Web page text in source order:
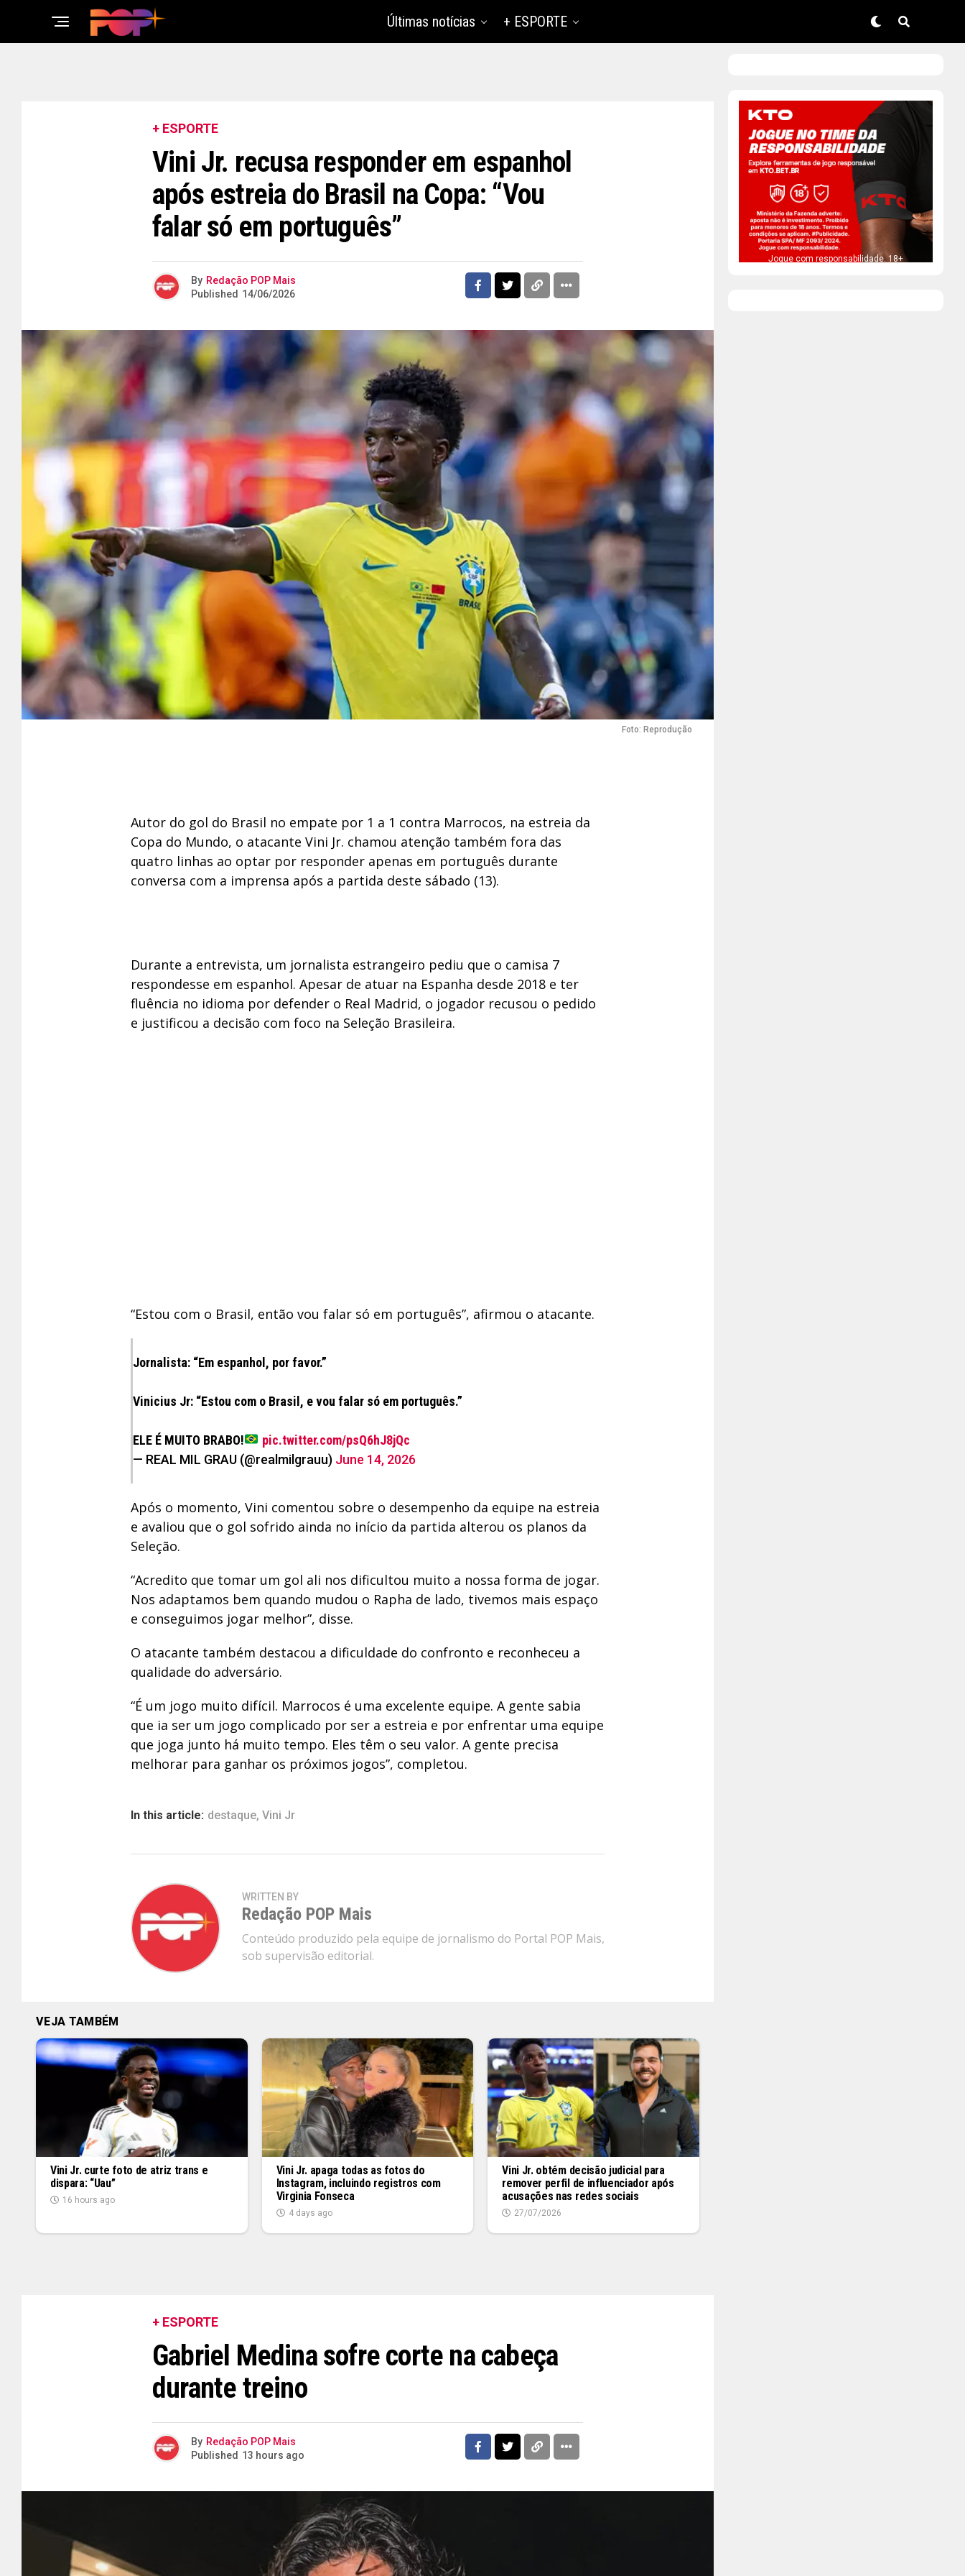
Últimas notícias + ESPORTE
+ ESPORTE
Vini Jr. recusa responder em espanhol
após estreia do Brasil na Copa: “Vou
falar só em português”
By Redação POP Mais
Published 14/06/2026
Foto: Reprodução
Autor do gol do Brasil no empate por 1 a 1 contra Marrocos, na estreia da
Copa do Mundo, o atacante Vini Jr. chamou atenção também fora das
quatro linhas ao optar por responder apenas em português durante
conversa com a imprensa após a partida deste sábado (13).
Durante a entrevista, um jornalista estrangeiro pediu que o camisa 7
respondesse em espanhol. Apesar de atuar na Espanha desde 2018 e ter
fluência no idioma por defender o Real Madrid, o jogador recusou o pedido
e justificou a decisão com foco na Seleção Brasileira.
“Estou com o Brasil, então vou falar só em português”, afirmou o atacante.
Jornalista: “Em espanhol, por favor.”
Vinicius Jr: “Estou com o Brasil, e vou falar só em português.”
ELE É MUITO BRABO!
pic.twitter.com/psQ6hJ8jQc
— REAL MIL GRAU (@realmilgrauu) June 14, 2026
Após o momento, Vini comentou sobre o desempenho da equipe na estreia
e avaliou que o gol sofrido ainda no início da partida alterou os planos da
Seleção.
“Acredito que tomar um gol ali nos dificultou muito a nossa forma de jogar.
Nos adaptamos bem quando mudou o Rapha de lado, tivemos mais espaço
e conseguimos jogar melhor”, disse.
O atacante também destacou a dificuldade do confronto e reconheceu a
qualidade do adversário.
“É um jogo muito difícil. Marrocos é uma excelente equipe. A gente sabia
que ia ser um jogo complicado por ser a estreia e por enfrentar uma equipe
que joga junto há muito tempo. Eles têm o seu valor. A gente precisa
melhorar para ganhar os próximos jogos”, completou.
In this article: destaque, Vini Jr
WRITTEN BY
Redação POP Mais
Conteúdo produzido pela equipe de jornalismo do Portal POP Mais,
sob supervisão editorial.
VEJA TAMBÉM
Vini Jr. curte foto de atriz trans e
dispara: “Uau”
16 hours ago
Vini Jr. apaga todas as fotos do
Instagram, incluindo registros com
Virginia Fonseca
4 days ago
Vini Jr. obtém decisão judicial para
remover perfil de influenciador após
acusações nas redes sociais
27/07/2026
+ ESPORTE
Gabriel Medina sofre corte na cabeça
durante treino
By Redação POP Mais
Published 13 hours ago
Jogue com responsabilidade. 18+